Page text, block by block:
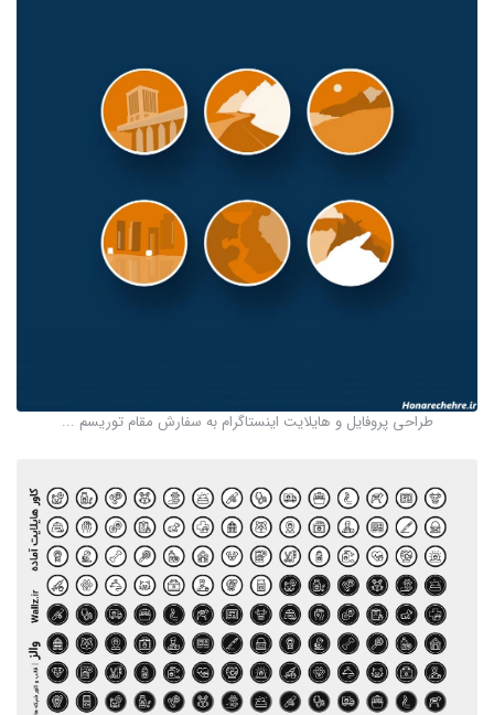
طراحی پروفایل و هایلایت اینستاگرام به سفارش مقام توریسم ...